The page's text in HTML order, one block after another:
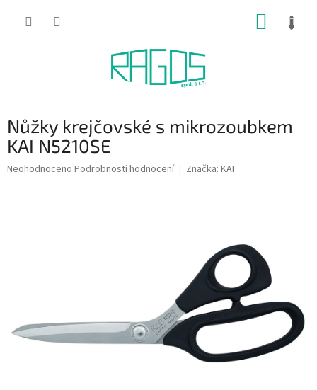
Nůžky krejčovské s mikrozoubkem
KAI N5210SE
Průměrné
Neohodnoceno Podrobnosti hodnocení Značka: KAI